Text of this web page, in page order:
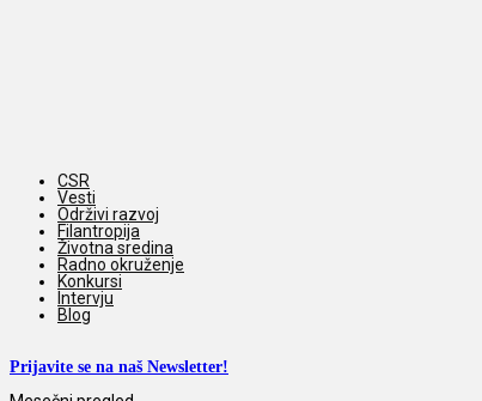
CSR
Vesti
Održivi razvoj
Filantropija
Životna sredina
Radno okruženje
Konkursi
Intervju
Blog
Prijavite se na naš Newsletter!